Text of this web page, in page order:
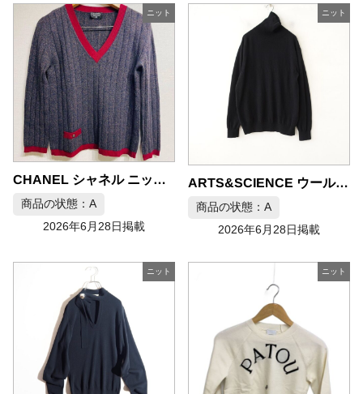
ニット
CHANEL シャネル ニット Mサイズ
商品の状態：A
2026年6月28日掲載
ニット
ARTS&SCIENCE ウールニットタートルネックプルオーバー サイズ2
商品の状態：A
2026年6月28日掲載
ニット ニット